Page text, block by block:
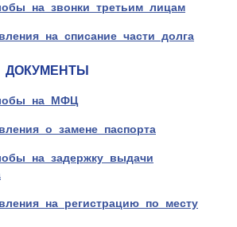
на звонки третьим лицам
на списание части долга
ДОКУМЕНТЫ
на МФЦ
о замене паспорта
на задержку выдачи
на регистрацию по месту